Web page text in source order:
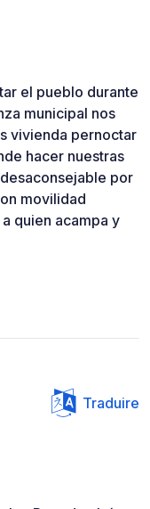
el pueblo durante
municipal nos
vivienda pernoctar
hacer nuestras
por
movilidad
quien acampa y
Traduire